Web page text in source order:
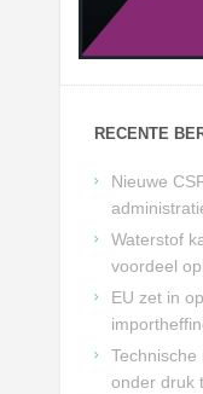
RECENTE
Nieuwe
Waterstof
voordeel
EU zet in
onder druk